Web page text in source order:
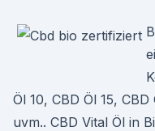
Öl 10, CBD Öl 15,
uvm.. CBD Vital Öl in